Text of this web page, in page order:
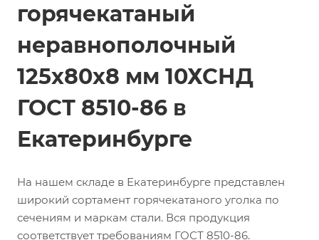
горячекатаный
неравнополочный
125х80х8 мм 10ХСНД
ГОСТ 8510-86 в
Екатеринбурге
На нашем складе в Екатеринбурге представлен
широкий сортамент горячекатаного уголка по
сечениям и маркам стали. Вся продукция
соответствует требованиям ГОСТ 8510-86.